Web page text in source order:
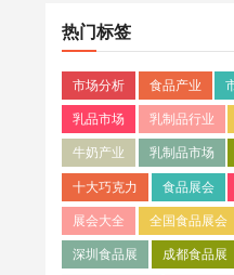
热门标签
市场分析 食品产业
乳品市场 乳制品行业
牛奶产业 乳制品市场
十大巧克力 食品展会
展会大全 全国食品展会
深圳食品展 成都食品展